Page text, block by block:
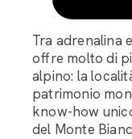
Tra adrenalina
offre molto di
alpino: la
patrimonio
know-how
del Monte